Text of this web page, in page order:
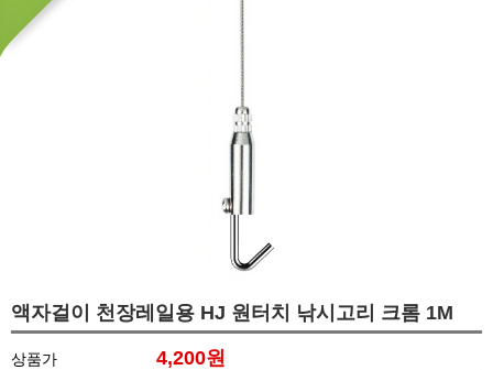
액자걸이 천장레일용 HJ 원터치 낚시고리 크롬 1M
상품가 4,200원